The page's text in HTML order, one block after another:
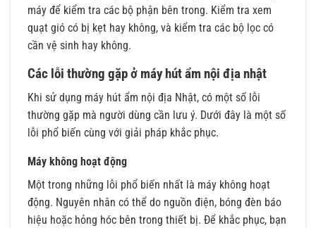
máy để kiểm tra các bộ phận bên trong. Kiểm tra xem
quạt gió có bị kẹt hay không, và kiểm tra các bộ lọc có
cần vệ sinh hay không.
Các lỗi thường gặp ở máy hút ẩm nội địa nhật
Khi sử dụng máy hút ẩm nội địa Nhật, có một số lỗi
thường gặp mà người dùng cần lưu ý. Dưới đây là một số
lỗi phổ biến cùng với giải pháp khắc phục.
Máy không hoạt động
Một trong những lỗi phổ biến nhất là máy không hoạt
động. Nguyên nhân có thể do nguồn điện, bóng đèn báo
hiệu hoặc hỏng hóc bên trong thiết bị. Để khắc phục, bạn